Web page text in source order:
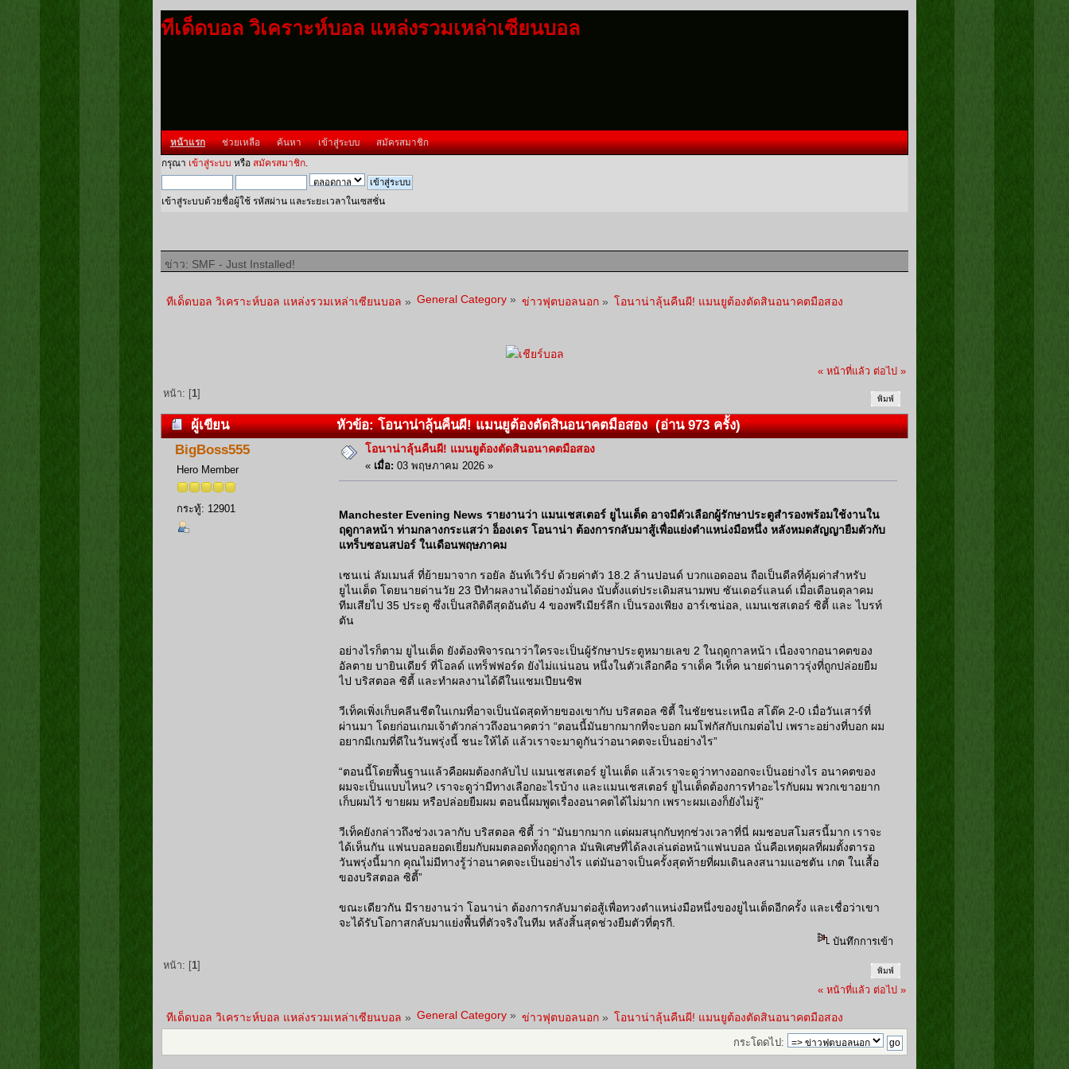
ทีเด็ดบอล วิเคราะห์บอล แหล่งรวมเหล่าเซียนบอล
หน้าแรก ช่วยเหลือ ค้นหา เข้าสู่ระบบ สมัครสมาชิก
กรุณา เข้าสู่ระบบ หรือ สมัครสมาชิก.
เข้าสู่ระบบด้วยชื่อผู้ใช้ รหัสผ่าน และระยะเวลาในเซสชั่น
ข่าว: SMF - Just Installed!
ทีเด็ดบอล วิเคราะห์บอล แหล่งรวมเหล่าเซียนบอล » General Category » ข่าวฟุตบอลนอก » โอนาน่าลุ้นคืนผี! แมนยูต้องตัดสินอนาคตมือสอง
« หน้าที่แล้ว ต่อไป »
พิมพ์
หน้า: [ 1]
ผู้เขียน
หัวข้อ: โอนาน่าลุ้นคืนผี! แมนยูต้องตัดสินอนาคตมือสอง (อ่าน 973 ครั้ง)
BigBoss555
Hero Member
กระทู้: 12901
โอนาน่าลุ้นคืนผี! แมนยูต้องตัดสินอนาคตมือสอง
« เมื่อ: 03 พฤษภาคม 2026 »
Manchester Evening News รายงานว่า แมนเชสเตอร์ ยูไนเต็ด อาจมีตัวเลือกผู้รักษาประตูสำรองพร้อมใช้งานใน
ฤดูกาลหน้า ท่ามกลางกระแสว่า อ็องเดร โอนาน่า ต้องการกลับมาสู้เพื่อแย่งตำแหน่งมือหนึ่ง หลังหมดสัญญายืมตัวกับ
แทร็บซอนสปอร์ ในเดือนพฤษภาคม
เซนเน่ ลัมเมนส์ ที่ย้ายมาจาก รอยัล อันท์เวิร์ป ด้วยค่าตัว 18.2 ล้านปอนด์ บวกแอดออน ถือเป็นดีลที่คุ้มค่าสำหรับ
ยูไนเต็ด โดยนายด่านวัย 23 ปีทำผลงานได้อย่างมั่นคง นับตั้งแต่ประเดิมสนามพบ ซันเดอร์แลนด์ เมื่อเดือนตุลาคม
ทีมเสียไป 35 ประตู ซึ่งเป็นสถิติดีสุดอันดับ 4 ของพรีเมียร์ลีก เป็นรองเพียง อาร์เซน่อล, แมนเชสเตอร์ ซิตี้ และ ไบรท์
ตัน
อย่างไรก็ตาม ยูไนเต็ด ยังต้องพิจารณาว่าใครจะเป็นผู้รักษาประตูหมายเลข 2 ในฤดูกาลหน้า เนื่องจากอนาคตของ
อัลตาย บายินเดียร์ ที่โอลด์ แทร็ฟฟอร์ด ยังไม่แน่นอน หนึ่งในตัวเลือกคือ ราเด็ค วีเท็ค นายด่านดาวรุ่งที่ถูกปล่อยยืม
ไป บริสตอล ซิตี้ และทำผลงานได้ดีในแชมเปียนชิพ
วีเท็คเพิ่งเก็บคลีนชีตในเกมที่อาจเป็นนัดสุดท้ายของเขากับ บริสตอล ซิตี้ ในชัยชนะเหนือ สโต๊ค 2-0 เมื่อวันเสาร์ที่
ผ่านมา โดยก่อนเกมเจ้าตัวกล่าวถึงอนาคตว่า “ตอนนี้มันยากมากที่จะบอก ผมโฟกัสกับเกมต่อไป เพราะอย่างที่บอก ผม
อยากมีเกมที่ดีในวันพรุ่งนี้ ชนะให้ได้ แล้วเราจะมาดูกันว่าอนาคตจะเป็นอย่างไร”
“ตอนนี้โดยพื้นฐานแล้วคือผมต้องกลับไป แมนเชสเตอร์ ยูไนเต็ด แล้วเราจะดูว่าทางออกจะเป็นอย่างไร อนาคตของ
ผมจะเป็นแบบไหน? เราจะดูว่ามีทางเลือกอะไรบ้าง และแมนเชสเตอร์ ยูไนเต็ดต้องการทำอะไรกับผม พวกเขาอยาก
เก็บผมไว้ ขายผม หรือปล่อยยืมผม ตอนนี้ผมพูดเรื่องอนาคตได้ไม่มาก เพราะผมเองก็ยังไม่รู้”
วีเท็คยังกล่าวถึงช่วงเวลากับ บริสตอล ซิตี้ ว่า “มันยากมาก แต่ผมสนุกกับทุกช่วงเวลาที่นี่ ผมชอบสโมสรนี้มาก เราจะ
ได้เห็นกัน แฟนบอลยอดเยี่ยมกับผมตลอดทั้งฤดูกาล มันพิเศษที่ได้ลงเล่นต่อหน้าแฟนบอล นั่นคือเหตุผลที่ผมตั้งตารอ
วันพรุ่งนี้มาก คุณไม่มีทางรู้ว่าอนาคตจะเป็นอย่างไร แต่มันอาจเป็นครั้งสุดท้ายที่ผมเดินลงสนามแอชตัน เกต ในเสื้อ
ของบริสตอล ซิตี้”
ขณะเดียวกัน มีรายงานว่า โอนาน่า ต้องการกลับมาต่อสู้เพื่อทวงตำแหน่งมือหนึ่งของยูไนเต็ดอีกครั้ง และเชื่อว่าเขา
จะได้รับโอกาสกลับมาแย่งพื้นที่ตัวจริงในทีม หลังสิ้นสุดช่วงยืมตัวที่ตุรกี.
บันทึกการเข้า
พิมพ์
หน้า: [1]
« หน้าที่แล้ว ต่อไป »
ทีเด็ดบอล วิเคราะห์บอล แหล่งรวมเหล่าเซียนบอล » General Category » ข่าวฟุตบอลนอก » โอนาน่าลุ้นคืนผี! แมนยูต้องตัดสินอนาคตมือสอง
กระโดดไป: